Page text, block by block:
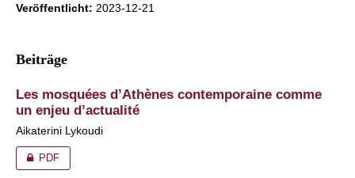
Veröffentlicht: 2023-12-21
Beiträge
Les mosquées d’Athènes contemporaine comme
un enjeu d’actualité
Aikaterini Lykoudi
PDF